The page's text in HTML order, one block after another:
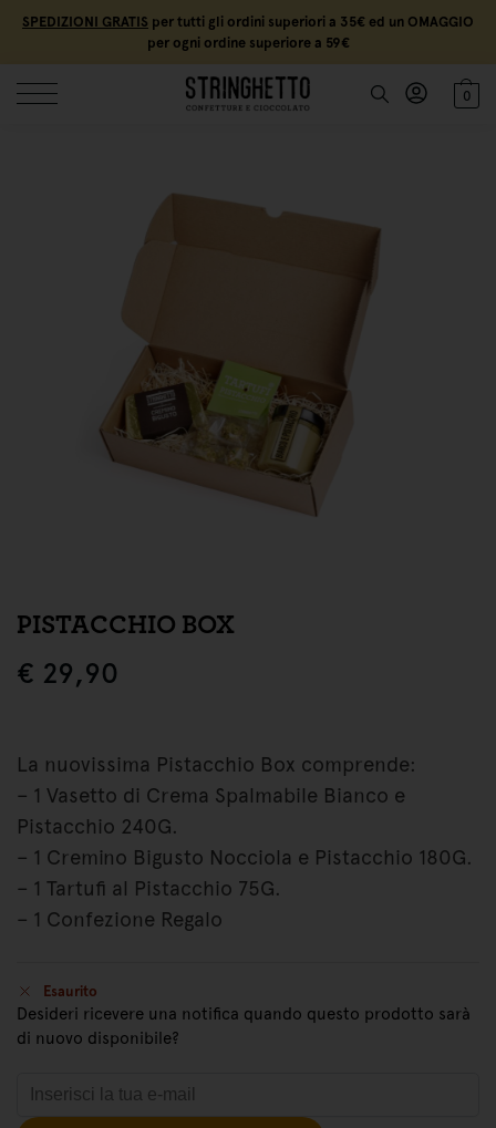
SPEDIZIONI GRATIS per tutti gli ordini superiori a 35€ ed un OMAGGIO
per ogni ordine superiore a 59€
0
PISTACCHIO BOX
€ 29,90
La nuovissima Pistacchio Box comprende:
– 1 Vasetto di Crema Spalmabile Bianco e
Pistacchio 240G.
– 1 Cremino Bigusto Nocciola e Pistacchio 180G.
– 1 Tartufi al Pistacchio 75G.
– 1 Confezione Regalo
Esaurito
Desideri ricevere una notifica quando questo prodotto sarà
di nuovo disponibile?